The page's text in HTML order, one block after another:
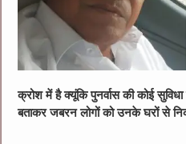
क्रोश में है क्यूंकि पुनर्वास की कोई
बताकर जबरन लोगों को उनके घरों से